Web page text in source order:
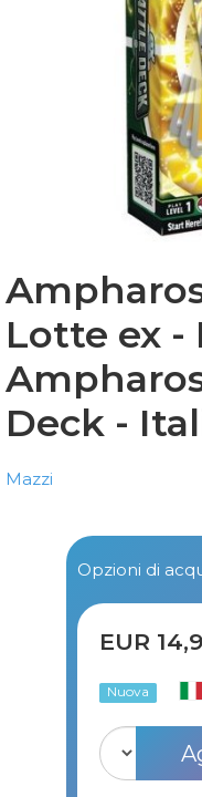
Lotte ex -
Deck -
Mazzi
Opzioni di
EUR
Nuova